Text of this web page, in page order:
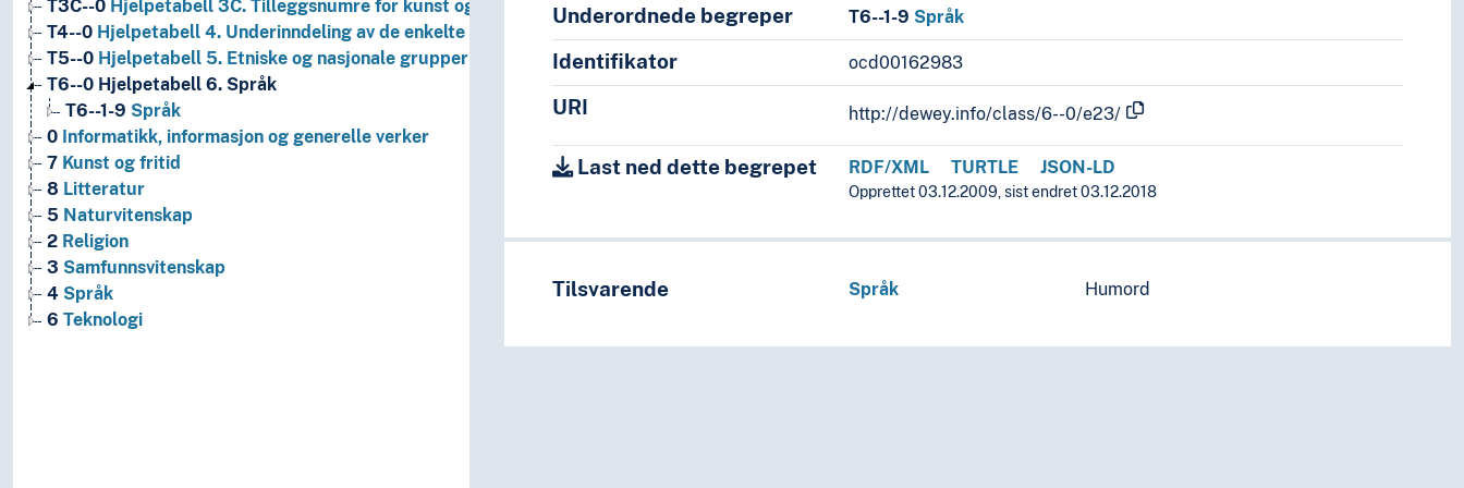
T3C--0 Hjelpetabell 3C. Tilleggsnumre for kunst og litteratur
T4--0 Hjelpetabell 4. Underinndeling av de enkelte språk og språkgrupper
T5--0 Hjelpetabell 5. Etniske og nasjonale grupper
T6--0 Hjelpetabell 6. Språk
T6--1-9 Språk
0 Informatikk, informasjon og generelle verker
7 Kunst og fritid
8 Litteratur
5 Naturvitenskap
2 Religion
3 Samfunnsvitenskap
4 Språk
6 Teknologi
Underordnede begreper T6--1-9 Språk
Identifikator ocd00162983
URI http://dewey.info/class/6--0/e23/
Last ned dette begrepet RDF/XML TURTLE JSON-LD
Opprettet 03.12.2009, sist endret 03.12.2018
Tilsvarende Språk Humord